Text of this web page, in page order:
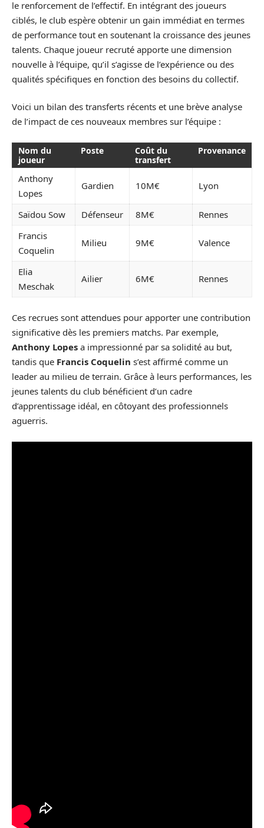
le renforcement de l’effectif. En intégrant des joueurs
ciblés, le club espère obtenir un gain immédiat en termes
de performance tout en soutenant la croissance des jeunes
talents. Chaque joueur recruté apporte une dimension
nouvelle à l’équipe, qu’il s’agisse de l’expérience ou des
qualités spécifiques en fonction des besoins du collectif.
Voici un bilan des transferts récents et une brève analyse
de l’impact de ces nouveaux membres sur l’équipe :
Nom du
joueur
Poste
Coût du
transfert
Provenance
Anthony
Lopes
Gardien 10M€ Lyon
Saïdou Sow Défenseur 8M€
Rennes
Francis
Coquelin
Milieu 9M€ Valence
Elia
Meschak
Ailier 6M€ Rennes
Ces recrues sont attendues pour apporter une contribution
significative dès les premiers matchs. Par exemple,
Anthony Lopes a impressionné par sa solidité au but,
tandis que Francis Coquelin s’est affirmé comme un
leader au milieu de terrain. Grâce à leurs performances, les
jeunes talents du club bénéficient d’un cadre
d’apprentissage idéal, en côtoyant des professionnels
aguerris.